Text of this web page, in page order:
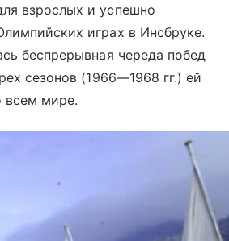
взрослых и успешно
играх в Инсбруке.
беспрерывная череда побед
сезонов (1966—1968 гг.) ей
всем мире.